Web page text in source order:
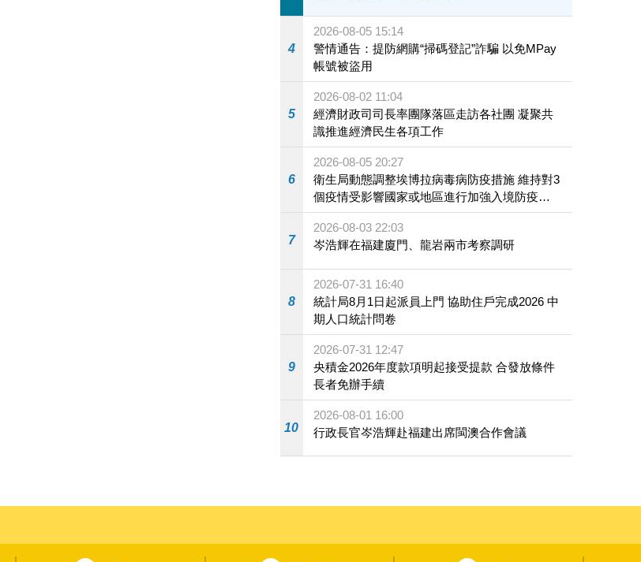
4
2026-08-05 15:14
警情通告：提防網購“掃碼登記”詐騙 以免MPay
帳號被盜用
5
2026-08-02 11:04
經濟財政司司長率團隊落區走訪各社團 凝聚共
識推進經濟民生各項工作
6
2026-08-05 20:27
衛生局動態調整埃博拉病毒病防疫措施 維持對3
個疫情受影響國家或地區進行加強入境防疫措
施
7
2026-08-03 22:03
岑浩輝在福建廈門、龍岩兩市考察調研
8
2026-07-31 16:40
統計局8月1日起派員上門 協助住戶完成2026 中
期人口統計問卷
9
2026-07-31 12:47
央積金2026年度款項明起接受提款 合發放條件
長者免辦手續
10
2026-08-01 16:00
行政長官岑浩輝赴福建出席閩澳合作會議